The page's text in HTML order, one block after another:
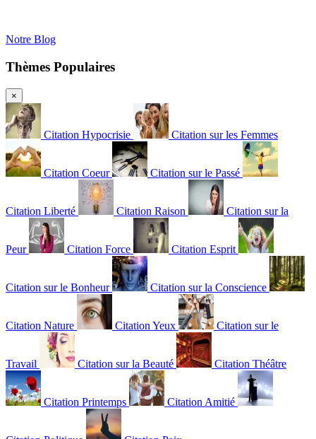
Notre Blog
Thèmes Populaires
×
Citation Hypocrisie Citation sur les Femmes
Citation Coeur Citation sur le Passé
Citation Liberté Citation Raison Citation sur la
Peur Citation Force Citation Esprit
Citation sur le Bonheur Citation sur la Conscience
Citation Nature Citation Yeux Citation sur le
Travail Citation sur la Beauté Citation Théâtre
Citation Printemps Citation Amitié